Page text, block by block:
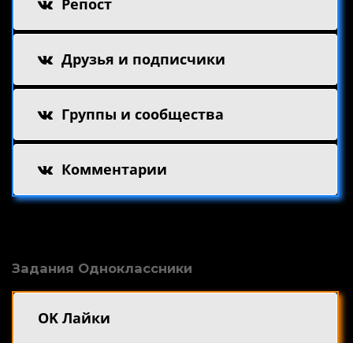
Друзья и подписчики
Группы и сообщества
Комментарии
Задания Одноклассники
OK Лайки